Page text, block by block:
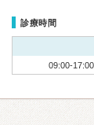
診療時間
09:00-17:00